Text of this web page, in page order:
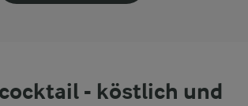
- köstlich und